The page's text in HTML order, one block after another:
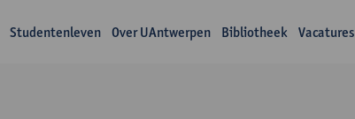
Studentenleven Over UAntwerpen Bibliotheek Vacatures